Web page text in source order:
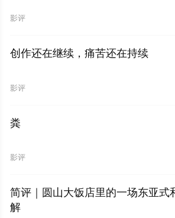
影评
创作还在继续，痛苦还在持续
影评
粪
影评
简评｜圆山大饭店里的一场东亚式
解